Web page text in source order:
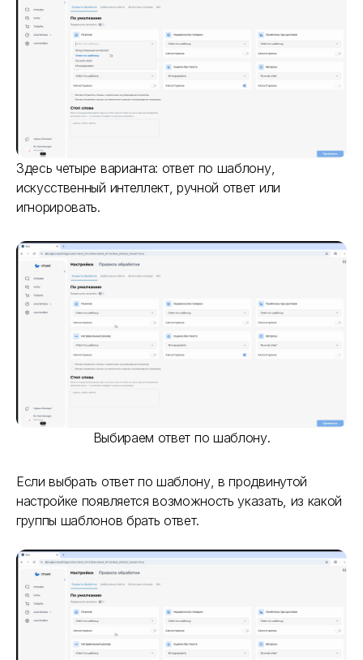
Здесь четыре варианта: ответ по шаблону,
искусственный интеллект, ручной ответ или
игнорировать.
Выбираем ответ по шаблону.
Если выбрать ответ по шаблону, в продвинутой
настройке появляется возможность указать, из какой
группы шаблонов брать ответ.